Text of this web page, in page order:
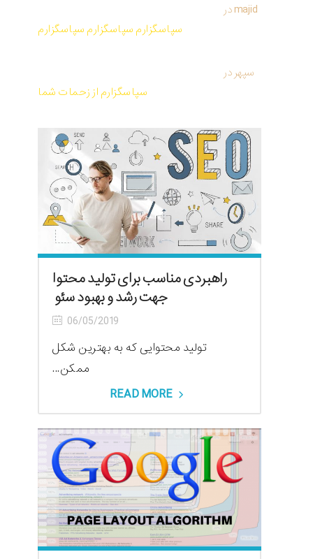
majidدر
سپاسگزارم سپاسگزارم سپاسگزارم
سپهر در
سپاسگزارم از زحمات شما
راهبردی مناسب برای تولید محتوا
جهت رشد و بهبود سئو
06/05/2019
تولید محتوایی که به بهترین شکل
ممکن...
READ MORE